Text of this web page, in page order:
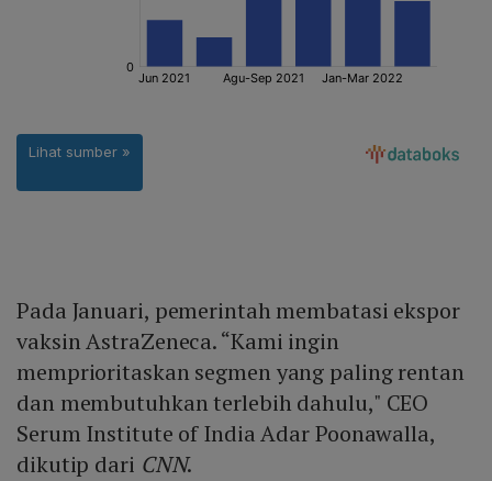
Pada Januari, pemerintah membatasi ekspor
vaksin AstraZeneca. “Kami ingin
memprioritaskan segmen yang paling rentan
dan membutuhkan terlebih dahulu," CEO
Serum Institute of India Adar Poonawalla,
dikutip dari CNN.